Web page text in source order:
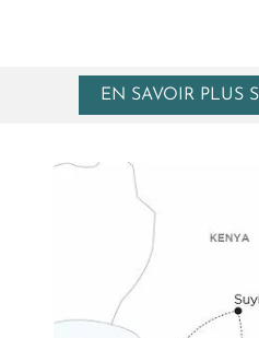
EN SAVOIR PLUS